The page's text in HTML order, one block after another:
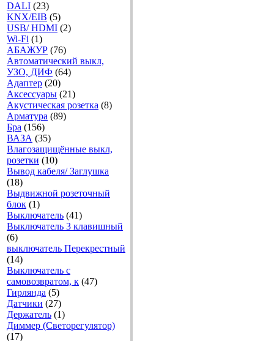
DALI (23)
KNX/EIB (5)
USB/ HDMI (2)
Wi-Fi (1)
АБАЖУР (76)
Автоматический выкл,
УЗО, ДИФ (64)
Адаптер (20)
Аксесcуары (21)
Акустическая розетка (8)
Арматура (89)
Бра (156)
ВАЗА (35)
Влагозащищённые выкл,
розетки (10)
Вывод кабеля/ Заглушка
(18)
Выдвижной розеточный
блок (1)
Выключатель (41)
Выключатель 3 клавишный
(6)
выключатель Перекрестный
(14)
Выключатель с
самовозвратом, к (47)
Гирлянда (5)
Датчики (27)
Держатель (1)
Диммер (Светорегулятор)
(17)